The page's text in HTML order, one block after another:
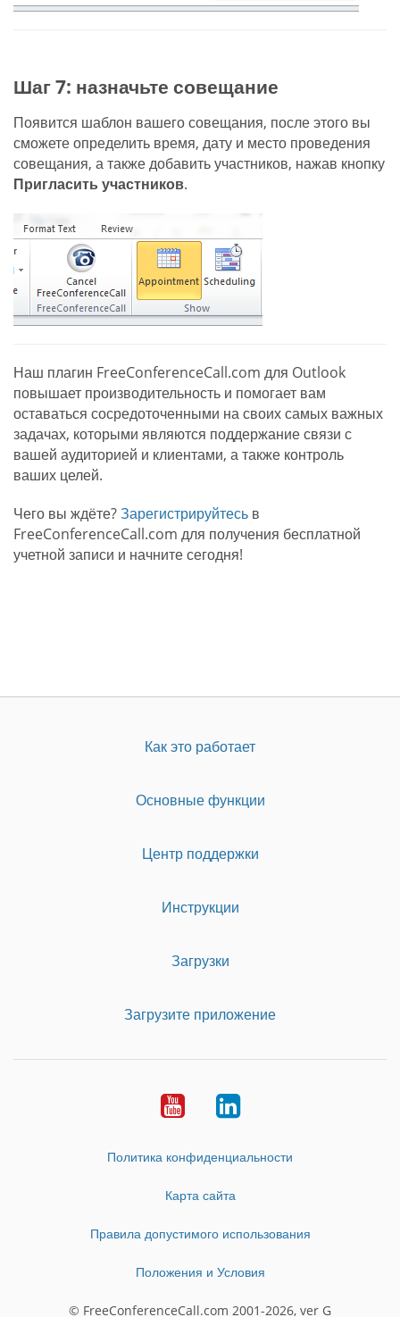
Шаг 7: назначьте совещание
Появится шаблон вашего совещания, после этого вы
сможете определить время, дату и место проведения
совещания, а также добавить участников, нажав кнопку
Пригласить участников.
Наш плагин FreeConferenceCall.com для Outlook
повышает производительность и помогает вам
оставаться сосредоточенными на своих самых важных
задачах, которыми являются поддержание связи с
вашей аудиторией и клиентами, а также контроль
ваших целей.
Чего вы ждёте?Зарегистрируйтесь в
FreeConferenceCall.com для получения бесплатной
учетной записи и начните сегодня!
Как это работает
Основные функции
Центр поддержки
Инструкции
Загрузки
Загрузите приложение
YoutubeLinkedIn
Политика конфиденциальности
Карта сайта
Правила допустимого использования
Положения и Условия
© FreeConferenceCall.com 2001-2026, ver G